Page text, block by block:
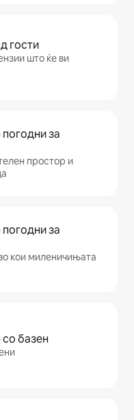
гости
што ќе ви
за
простор и
за
кои миленичињата
базен